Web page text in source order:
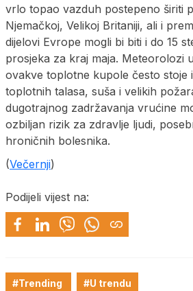
vrlo topao vazduh postepeno širiti
Njemačkoj, Velikoj Britaniji, ali i
dijelovi Evrope mogli bi biti i do 15
prosjeka za kraj maja. Meteorolozi
ovakve toplotne kupole često stoje
toplotnih talasa, suša i velikih
dugotrajnog zadržavanja vrućine
ozbiljan rizik za zdravlje ljudi,
hroničnih bolesnika.
(Večernji)
Podijeli vijest na:
#Trending #U trendu